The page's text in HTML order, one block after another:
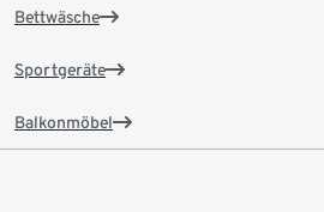
Bettwäsche
Sportgeräte
Balkonmöbel